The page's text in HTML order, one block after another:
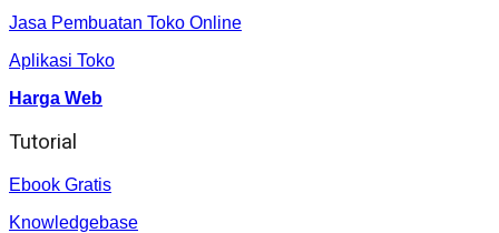
Jasa Pembuatan Toko Online
Aplikasi Toko
Harga Web
Tutorial
Ebook Gratis
Knowledgebase